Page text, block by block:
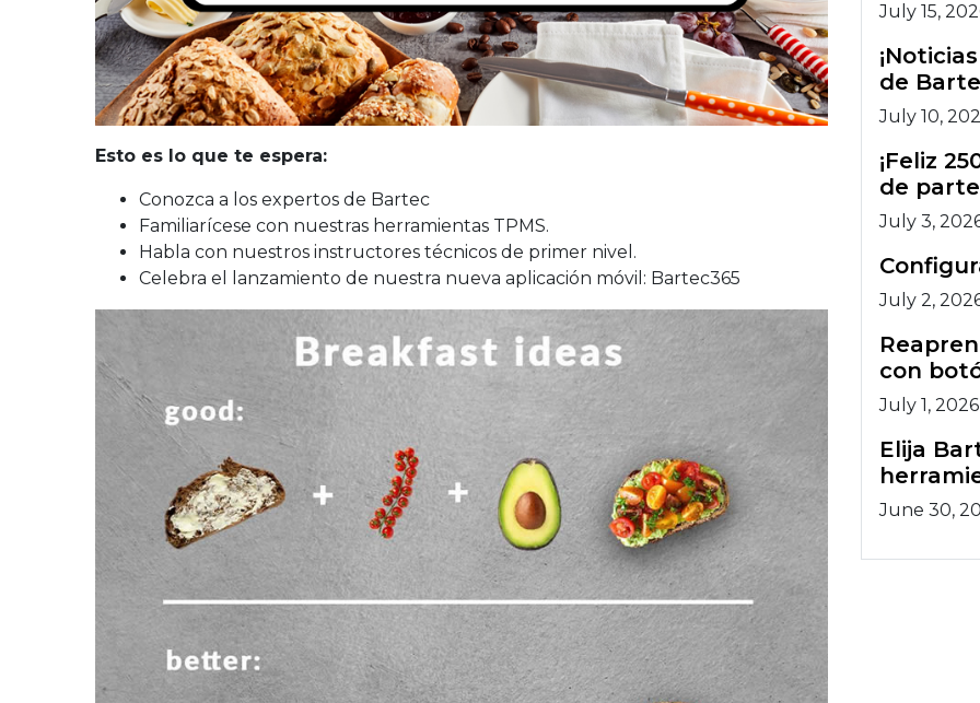
Esto es lo que te espera:
Conozca a los expertos de Bartec
Familiarícese con nuestras herramientas TPMS.
Habla con nuestros instructores técnicos de primer nivel.
Celebra el lanzamiento de nuestra nueva aplicación móvil: Bartec365
July 15,
de
July 10,
¡Feliz
de
July 3,
July 2,
con
July 1, 2026
Elija
June 30,